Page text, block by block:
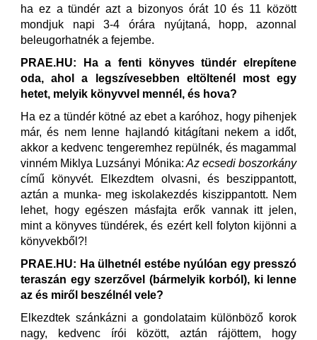
ha ez a tündér azt a bizonyos órát 10 és 11 között
mondjuk napi 3-4 órára nyújtaná, hopp, azonnal
beleugorhatnék a fejembe.
PRAE.HU: Ha a fenti könyves tündér elrepítene
oda, ahol a legszívesebben eltöltenél most egy
hetet, melyik könyvvel mennél, és hova?
Ha ez a tündér kötné az ebet a karóhoz, hogy pihenjek
már, és nem lenne hajlandó kitágítani nekem a időt,
akkor a kedvenc tengeremhez repülnék, és magammal
vinném Miklya Luzsányi Mónika: Az ecsedi boszorkány
című könyvét. Elkezdtem olvasni, és beszippantott,
aztán a munka- meg iskolakezdés kiszippantott. Nem
lehet, hogy egészen másfajta erők vannak itt jelen,
mint a könyves tündérek, és ezért kell folyton kijönni a
könyvekből?!
PRAE.HU: Ha ülhetnél estébe nyúlóan egy presszó
teraszán egy szerzővel (bármelyik korból), ki lenne
az és miről beszélnél vele?
Elkezdtek szánkázni a gondolataim különböző korok
nagy, kedvenc írói között, aztán rájöttem, hogy